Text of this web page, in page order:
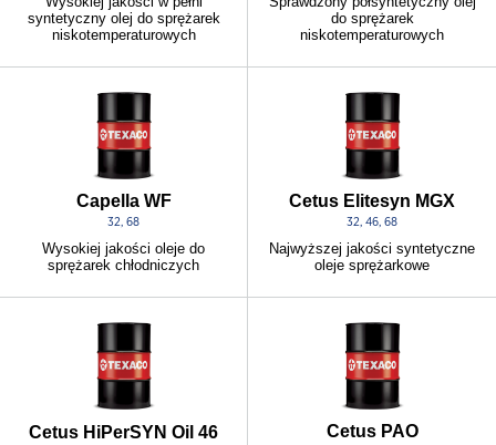
syntetyczny olej do sprężarek
niskotemperaturowych
do sprężarek
niskotemperaturowych
Capella WF
32, 68
Wysokiej jakości oleje do
sprężarek chłodniczych
Cetus Elitesyn MGX
32, 46, 68
Najwyższej jakości syntetyczne
oleje sprężarkowe
Cetus HiPerSYN Oil 46 Cetus PAO